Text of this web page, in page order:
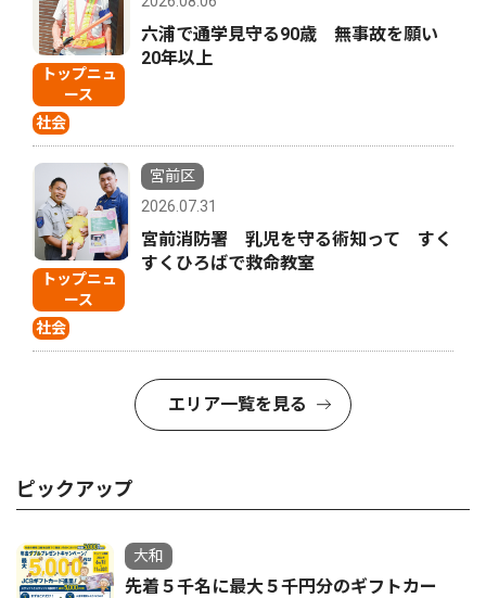
トップニュ
ース
社会
六浦で通学見守る90歳 無事故を願い
20年以上
トップニュ
ース
社会
宮前区
2026.07.31
宮前消防署 乳児を守る術知って すく
すくひろばで救命教室
エリア一覧を見る
ピックアップ
大和
先着５千名に最大５千円分のギフトカー